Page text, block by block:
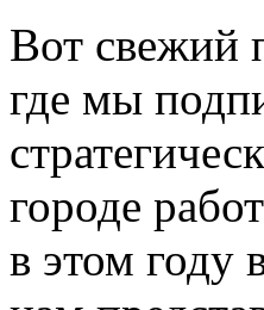
Вот свежий
где мы
городе
в этом году